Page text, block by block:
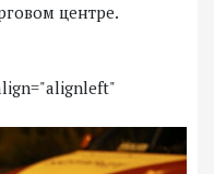
центре.